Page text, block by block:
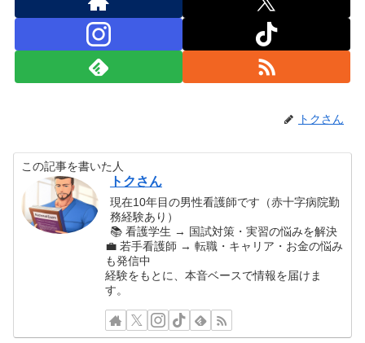
トクさん
この記事を書いた人
トクさん
現在10年目の男性看護師です（赤十字病院勤
務経験あり）
📚 看護学生 → 国試対策・実習の悩みを解決
💼 若手看護師 → 転職・キャリア・お金の悩み
も発信中
経験をもとに、本音ベースで情報を届けま
す。